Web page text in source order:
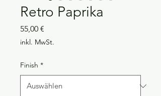
Retro Paprika
55,00 €
inkl. MwSt.
Finish *